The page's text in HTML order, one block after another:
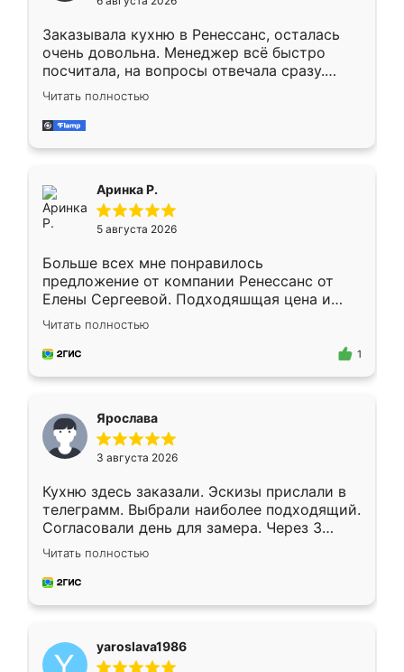
мебели буду заказывать только здесь.
Заказывала кухню в Ренессанс, осталась
очень довольна. Менеджер всё быстро
посчитала, на вопросы отвечала сразу.
Замерщик приехал в субботу, подошёл к
делу со всей ответственностью. Собрали
за день, ребята работали аккуратно, даже
Читать полностью
Аринка Р.
5 августа 2026
Больше всех мне понравилось
предложение от компании Ренессанс от
Елены Сергеевой. Подходяшщая цена и
короткие сроки изготовления. Приехавший
для замера сотрудник Владислав
предложил по моему эскизу самый
Читать полностью
1
Ярослава
3 августа 2026
Кухню здесь заказали. Эскизы прислали в
телеграмм. Выбрали наиболее подходящий.
Согласовали день для замера. Через 3
недели кухня была уже готова. Остались
довольны работой. Спасибо Ренессанс
мебель за качественную работу!
Читать полностью
yaroslava1986